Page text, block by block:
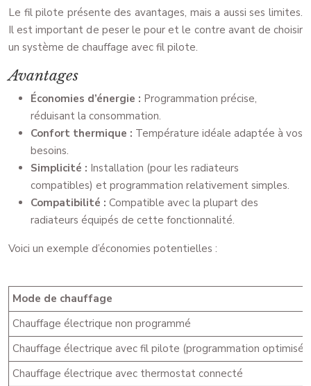
Le fil pilote présente des avantages, mais a aussi ses limites.
Il est important de peser le pour et le contre avant de choisir
un système de chauffage avec fil pilote.
Avantages
Économies d’énergie : Programmation précise,
réduisant la consommation.
Confort thermique : Température idéale adaptée à vos
besoins.
Simplicité : Installation (pour les radiateurs
compatibles) et programmation relativement simples.
Compatibilité : Compatible avec la plupart des
radiateurs équipés de cette fonctionnalité.
Voici un exemple d’économies potentielles :
Mode de chauffage
Chauffage électrique non programmé
Chauffage électrique avec fil pilote (programmation
Chauffage électrique avec thermostat connecté